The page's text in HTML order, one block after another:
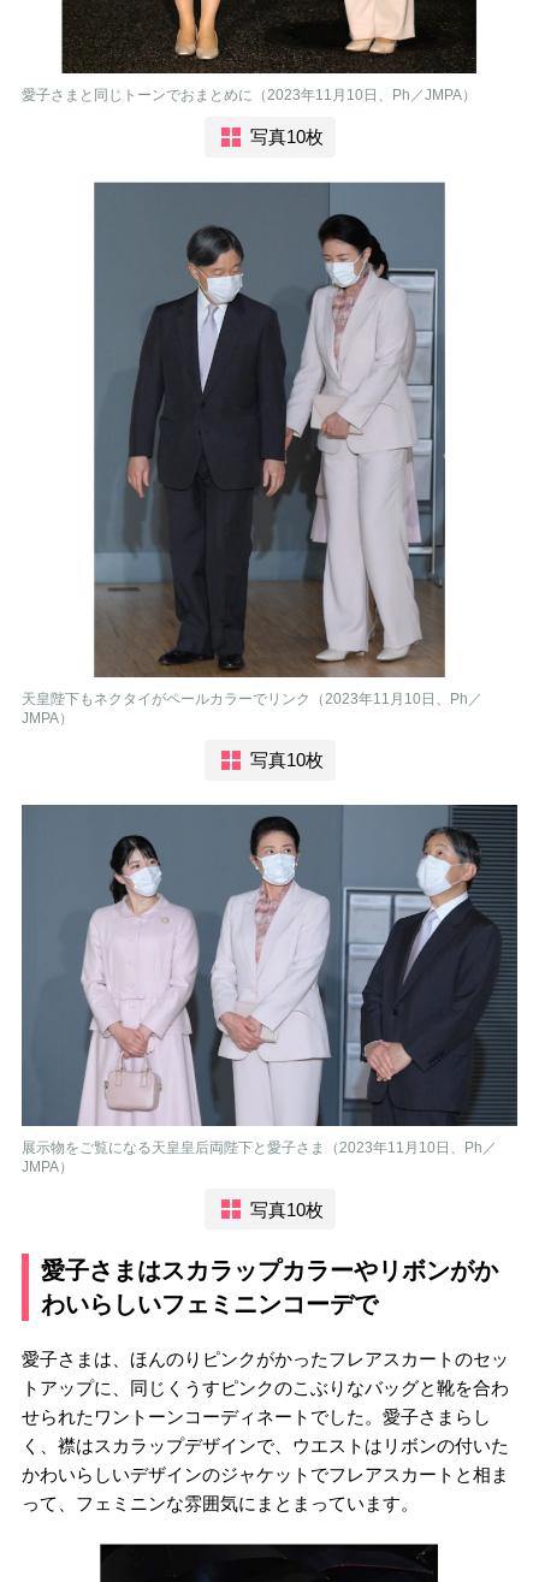
愛子さまと同じトーンでおまとめに（2023年11月10日、Ph／JMPA）
写真10枚
天皇陛下もネクタイがペールカラーでリンク（2023年11月10日、Ph／
JMPA）
写真10枚
展示物をご覧になる天皇皇后両陛下と愛子さま（2023年11月10日、Ph／
JMPA）
写真10枚
愛子さまはスカラップカラーやリボンがか
わいらしいフェミニンコーデで
愛子さまは、ほんのりピンクがかったフレアスカートのセッ
トアップに、同じくうすピンクのこぶりなバッグと靴を合わ
せられたワントーンコーディネートでした。愛子さまらし
く、襟はスカラップデザインで、ウエストはリボンの付いた
かわいらしいデザインのジャケットでフレアスカートと相ま
って、フェミニンな雰囲気にまとまっています。